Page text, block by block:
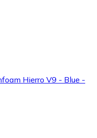
Hierro V9 - Blue -